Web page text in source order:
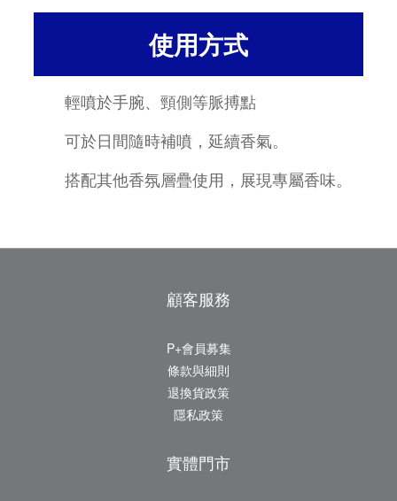
使用方式
輕噴於手腕、頸側等脈搏點
可於日間隨時補噴，延續香氣。
搭配其他香氛層疊使用，展現專屬香味。
顧客服務
P+會員募集
條款與細則
退換貨政策
隱私政策
實體門市